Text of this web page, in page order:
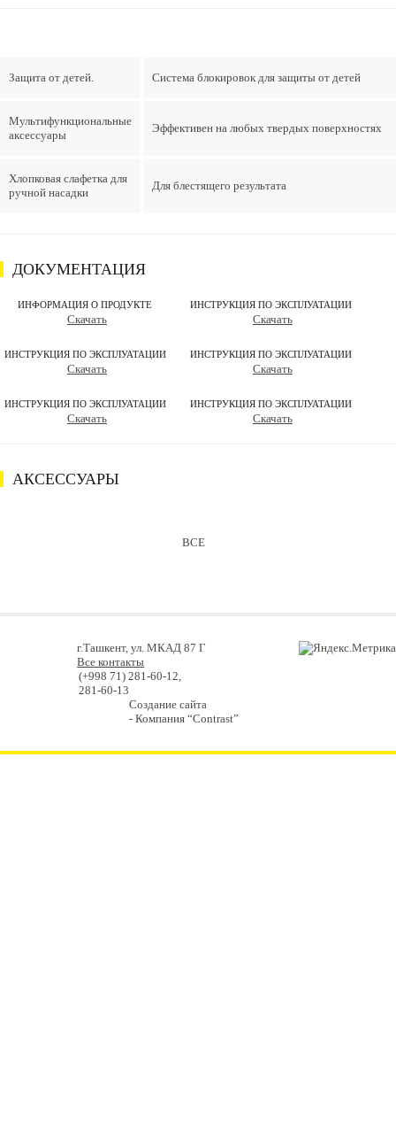
Защита от детей. Система блокировок для защиты от детей
Мультифункциональные
аксессуары
Эффективен на любых твердых поверхностях
Хлопковая слафетка для
ручной насадки
Для блестящего результата
ДОКУМЕНТАЦИЯ
ИНФОРМАЦИЯ О ПРОДУКТЕ
Скачать
ИНСТРУКЦИЯ ПО ЭКСПЛУАТАЦИИ
Скачать
ИНСТРУКЦИЯ ПО ЭКСПЛУАТАЦИИ
Скачать
ИНСТРУКЦИЯ ПО ЭКСПЛУАТАЦИИ
Скачать
ИНСТРУКЦИЯ ПО ЭКСПЛУАТАЦИИ
Скачать
ИНСТРУКЦИЯ ПО ЭКСПЛУАТАЦИИ
Скачать
АКСЕССУАРЫ
ВСЕ
г.Ташкент, ул. МКАД 87 Г
Все контакты
(+998 71) 281-60-12,
281-60-13
Создание сайта
- Компания “Contrast”